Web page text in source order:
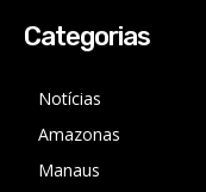
Categorias
Notícias
Amazonas
Manaus